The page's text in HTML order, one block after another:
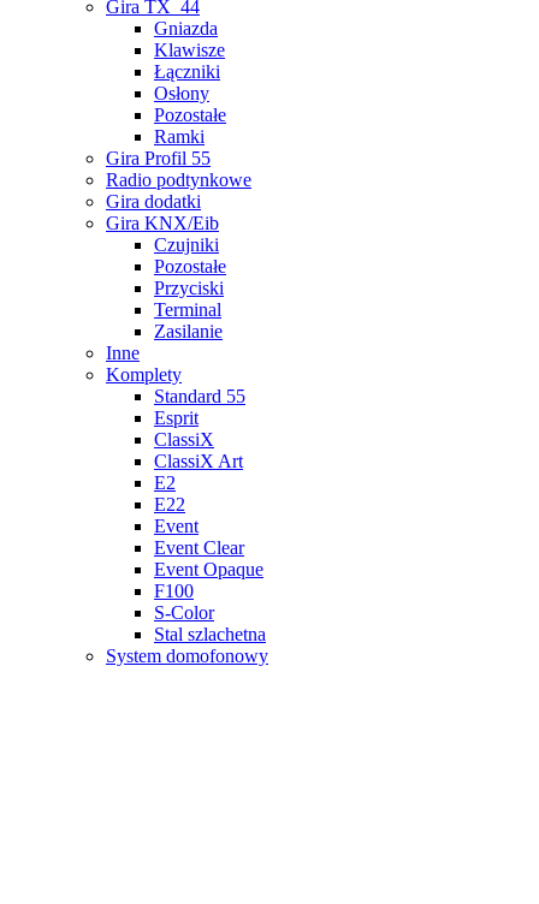
Gira TX_44
Gniazda
Klawisze
Łączniki
Osłony
Pozostałe
Ramki
Gira Profil 55
Radio podtynkowe
Gira dodatki
Gira KNX/Eib
Czujniki
Pozostałe
Przyciski
Terminal
Zasilanie
Inne
Komplety
Standard 55
Esprit
ClassiX
ClassiX Art
E2
E22
Event
Event Clear
Event Opaque
F100
S-Color
Stal szlachetna
System domofonowy